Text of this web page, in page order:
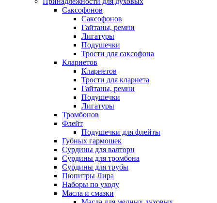
Саксофонов
Саксофонов
Гайтаны, ремни
Лигатуры
Подушечки
Трости для саксофона
Кларнетов
Кларнетов
Трости для кларнета
Гайтаны, ремни
Подушечки
Лигатуры
Тромбонов
Флейт
Подушечки для флейты
Губных гармошек
Сурдины для валторн
Сурдины для тромбона
Сурдины для трубы
Пюпитры Лира
Наборы по уходу
Масла и смазки